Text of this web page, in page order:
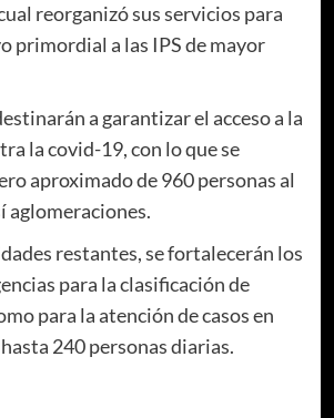
reorganizó sus servicios para
primordial a las IPS de mayor
a garantizar el acceso a la
la covid-19, con lo que se
aproximado de 960 personas al
aglomeraciones.
restantes, se fortalecerán los
para la clasificación de
para la atención de casos en
240 personas diarias.